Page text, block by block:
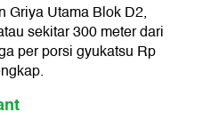
Griya Utama Blok D2,
sekitar 300 meter dari
per porsi gyukatsu Rp